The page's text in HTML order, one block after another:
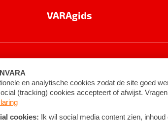
VARAgids
voorwaarden ©2026BNNVARA